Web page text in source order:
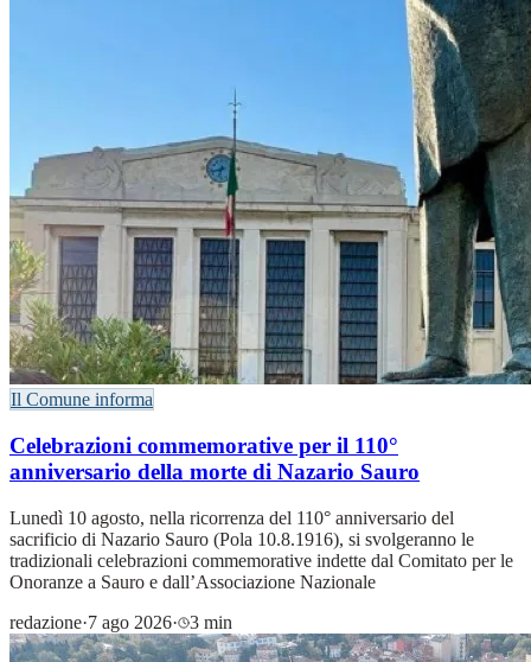
Il Comune informa
Celebrazioni commemorative per il 110°
anniversario della morte di Nazario Sauro
Lunedì 10 agosto, nella ricorrenza del 110° anniversario del
sacrificio di Nazario Sauro (Pola 10.8.1916), si svolgeranno le
tradizionali celebrazioni commemorative indette dal Comitato per le
Onoranze a Sauro e dall’Associazione Nazionale
redazione·7 ago 2026· 3 min